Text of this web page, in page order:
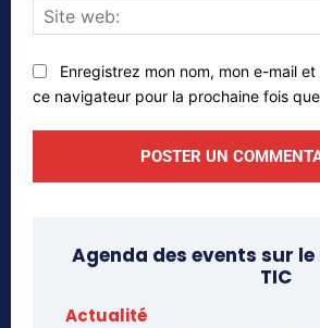
Enregistrez mon nom, mon e-mail
ce navigateur pour la prochaine fois
Agenda des events sur
TIC
Actualité